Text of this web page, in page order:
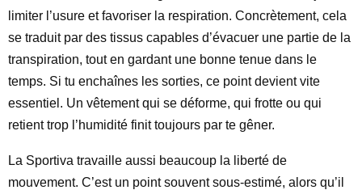
limiter l’usure et favoriser la respiration. Concrètement, cela
se traduit par des tissus capables d’évacuer une partie de la
transpiration, tout en gardant une bonne tenue dans le
temps. Si tu enchaînes les sorties, ce point devient vite
essentiel. Un vêtement qui se déforme, qui frotte ou qui
retient trop l’humidité finit toujours par te gêner.
La Sportiva travaille aussi beaucoup la liberté de
mouvement. C’est un point souvent sous-estimé, alors qu’il